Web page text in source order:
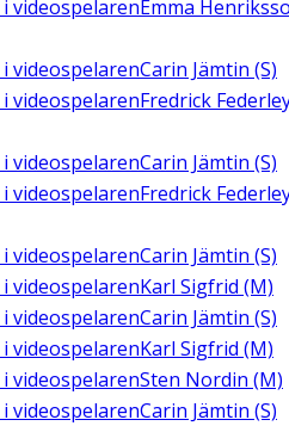
i videospelarenEmma
i videospelarenCarin Jämtin (S)
i videospelarenFredrick
i videospelarenCarin Jämtin (S)
i videospelarenFredrick
i videospelarenCarin Jämtin (S)
i videospelarenKarl Sigfrid (M)
i videospelarenCarin Jämtin (S)
i videospelarenKarl Sigfrid (M)
i videospelarenSten Nordin (M)
i videospelarenCarin Jämtin (S)